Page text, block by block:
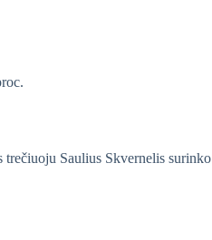
Saulius Skvernelis surinko